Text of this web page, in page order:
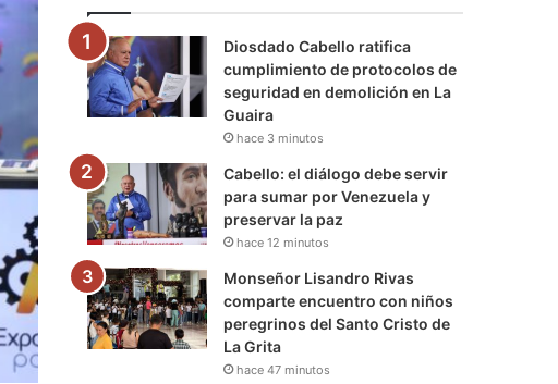
o
k
r
e
r
a
m
a
m
Diosdado Cabello ratifica
cumplimiento de protocolos de
seguridad en demolición en La
Guaira
hace 3 minutos
Cabello: el diálogo debe servir
para sumar por Venezuela y
preservar la paz
hace 12 minutos
Monseñor Lisandro Rivas
comparte encuentro con niños
peregrinos del Santo Cristo de
La Grita
hace 47 minutos